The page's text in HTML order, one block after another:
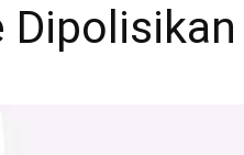
Dipolisikan